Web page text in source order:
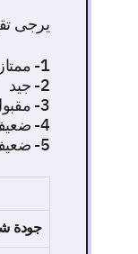
يرجى
1- ممتاز
2- جيد
3- مقبول
4- ضعيف
5- ضعيف جدًا
جودة